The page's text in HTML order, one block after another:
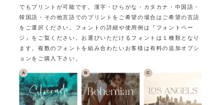
でもプリントが可能です。 漢字・ひらがな・カタカナ・中国語・
韓国語・その他言語でのプリントをご希望の場合はご希望の言語
をご選択ください。
フォントの詳細や使用例は『フォントペー
ジ』をご覧ください。 お選びいただけるフォントは１種類となり
ます。 複数のフォントを組み合わたいお客様は有料の追加オプシ
ョンをご購入下さい。